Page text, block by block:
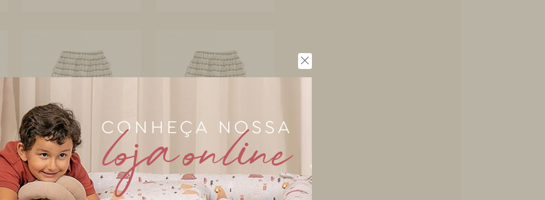
Calça Saruel para
Bebê e Kids GG -
Nassau
Calça Saruel para
Bebê e Kids M - Nassau